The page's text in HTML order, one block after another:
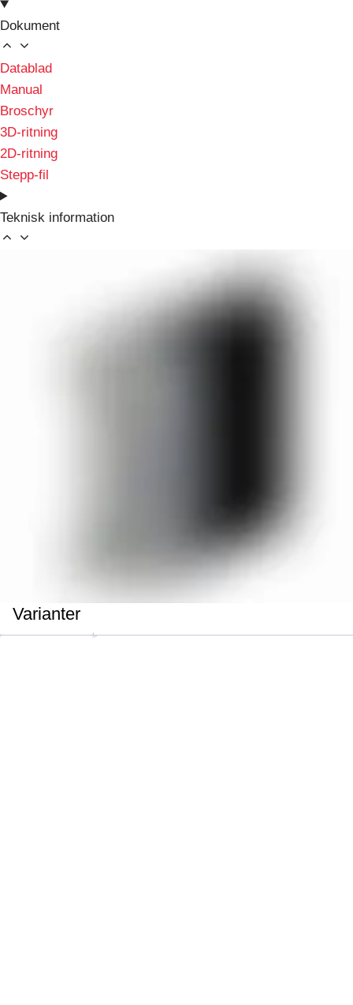
Dokument
Datablad
Manual
Broschyr
3D-ritning
2D-ritning
Stepp-fil
Teknisk information
Varianter